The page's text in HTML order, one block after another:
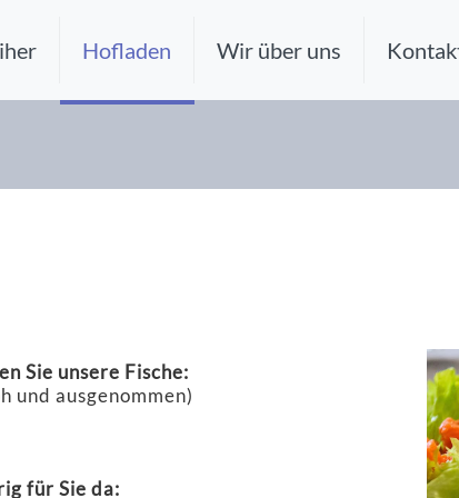
Hofladen Wir über uns
Sie unsere Fische:
und ausgenommen)
für Sie da: